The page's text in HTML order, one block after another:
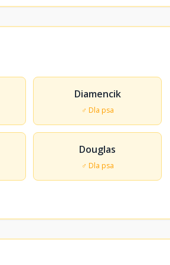
Diamencik
♂ Dla psa
Douglas
♂ Dla psa